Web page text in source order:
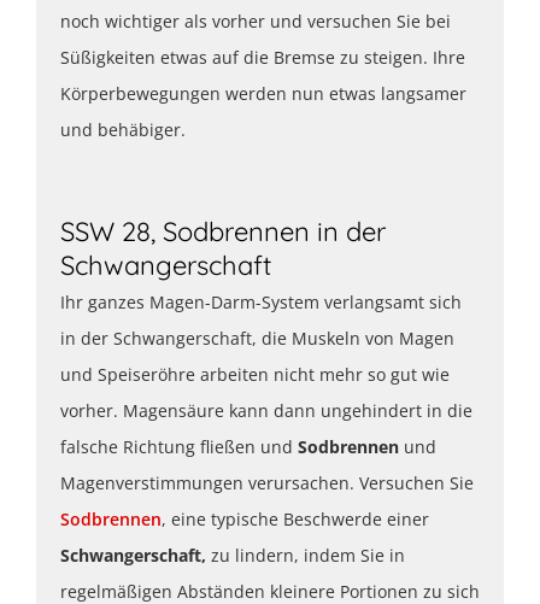
noch wichtiger als vorher und versuchen Sie bei
Süßigkeiten etwas auf die Bremse zu steigen. Ihre
Körperbewegungen werden nun etwas langsamer
und behäbiger.
SSW 28, Sodbrennen in der
Schwangerschaft
Ihr ganzes Magen-Darm-System verlangsamt sich
in der Schwangerschaft, die Muskeln von Magen
und Speiseröhre arbeiten nicht mehr so gut wie
vorher. Magensäure kann dann ungehindert in die
falsche Richtung fließen und Sodbrennen und
Magenverstimmungen verursachen. Versuchen Sie
Sodbrennen, eine typische Beschwerde einer
Schwangerschaft, zu lindern, indem Sie in
regelmäßigen Abständen kleinere Portionen zu sich